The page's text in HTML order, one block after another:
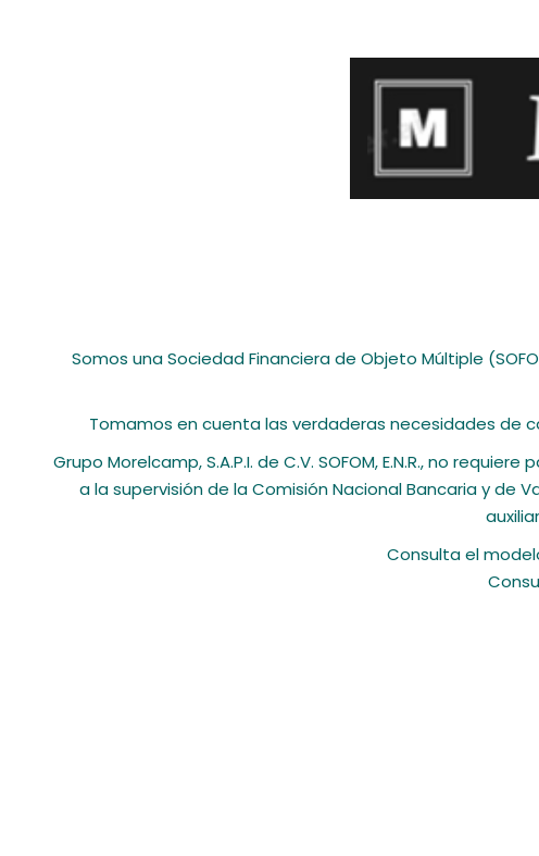
Somos una Sociedad Financiera de Objeto Múltiple
Tomamos en cuenta las verdaderas necesidades de
Grupo Morelcamp, S.A.P.I. de C.V. SOFOM, E.N.R., no
a la supervisión de la Comisión Nacional Bancaria y de
Consulta el